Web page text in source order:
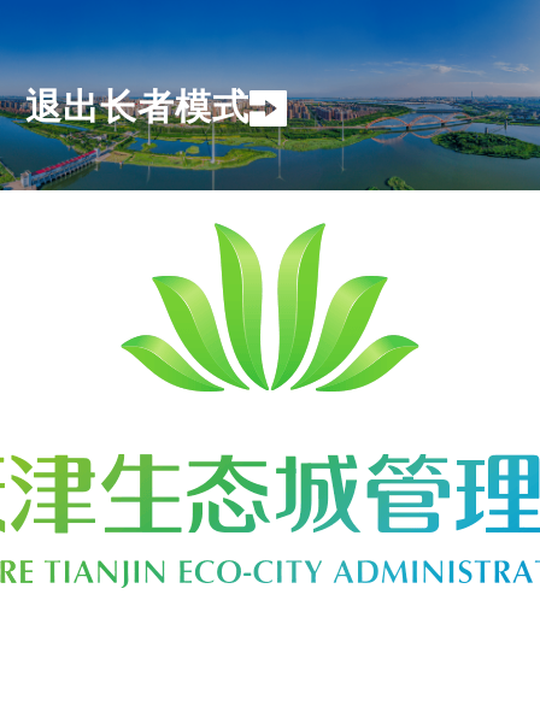
退出长者模式